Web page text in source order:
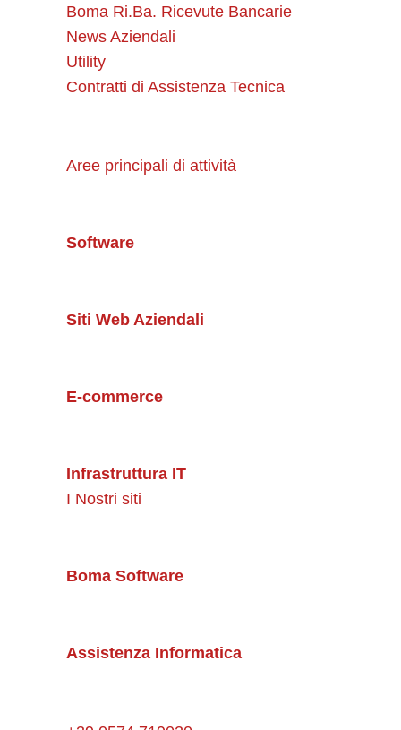
Boma Ri.Ba. Ricevute Bancarie
News Aziendali
Utility
Contratti di Assistenza Tecnica
Aree principali di attività
Software
Siti Web Aziendali
E-commerce
Infrastruttura IT
I Nostri siti
Boma Software
Assistenza Informatica